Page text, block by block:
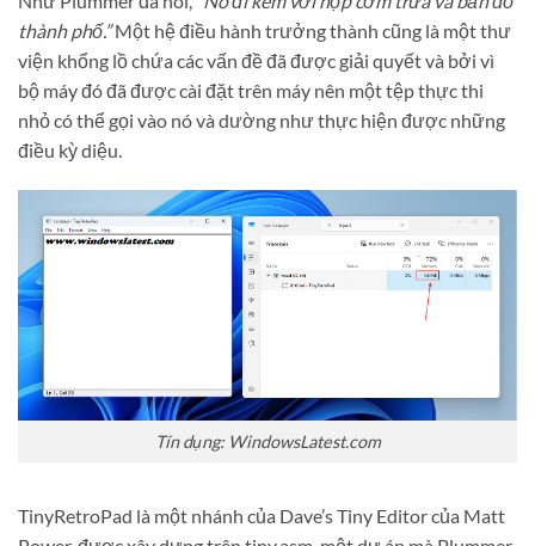
thành phố.”Một hệ điều hành trưởng thành cũng là một thư
viện khổng lồ chứa các vấn đề đã được giải quyết và bởi vì
bộ máy đó đã được cài đặt trên máy nên một tệp thực thi
nhỏ có thể gọi vào nó và dường như thực hiện được những
điều kỳ diệu.
Tín dụng: WindowsLatest.com
TinyRetroPad là một nhánh của Dave’s Tiny Editor của Matt